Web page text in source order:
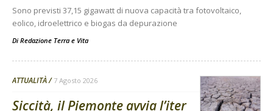
Sono previsti 37,15 gigawatt di nuova capacità tra fotovoltaico,
eolico, idroelettrico e biogas da depurazione
Di Redazione Terra e Vita
ATTUALITÀ 7 Agosto 2026
Siccità, il Piemonte avvia l’iter